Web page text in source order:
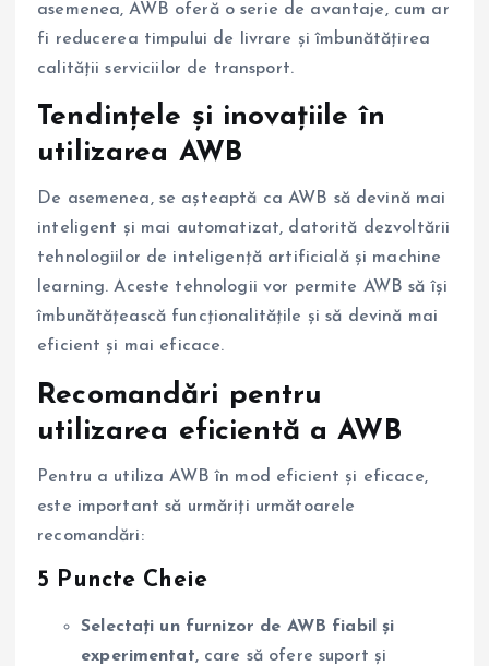
asemenea, AWB oferă o serie de avantaje, cum ar
fi reducerea timpului de livrare și îmbunătățirea
calității serviciilor de transport.
Tendințele și inovațiile în
utilizarea AWB
De asemenea, se așteaptă ca AWB să devină mai
inteligent și mai automatizat, datorită dezvoltării
tehnologiilor de inteligență artificială și machine
learning. Aceste tehnologii vor permite AWB să își
îmbunătățească funcționalitățile și să devină mai
eficient și mai eficace.
Recomandări pentru
utilizarea eficientă a AWB
Pentru a utiliza AWB în mod eficient și eficace,
este important să urmăriți următoarele
recomandări:
5 Puncte Cheie
Selectați un furnizor de AWB fiabil și
experimentat, care să ofere suport și